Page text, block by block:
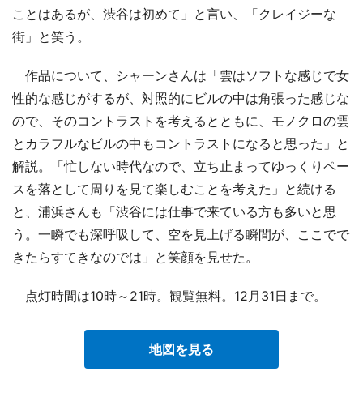
ことはあるが、渋谷は初めて」と言い、「クレイジーな
街」と笑う。
作品について、シャーンさんは「雲はソフトな感じで女
性的な感じがするが、対照的にビルの中は角張った感じな
ので、そのコントラストを考えるとともに、モノクロの雲
とカラフルなビルの中もコントラストになると思った」と
解説。「忙しない時代なので、立ち止まってゆっくりペー
スを落として周りを見て楽しむことを考えた」と続ける
と、浦浜さんも「渋谷には仕事で来ている方も多いと思
う。一瞬でも深呼吸して、空を見上げる瞬間が、ここでで
きたらすてきなのでは」と笑顔を見せた。
点灯時間は10時～21時。観覧無料。12月31日まで。
地図を見る